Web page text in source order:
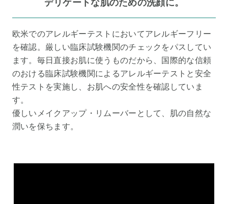
デリケートな肌のための洗顔に。
欧米でのアレルギーテストにおいてアレルギーフリー
を確認。厳しい臨床試験機関のチェックをパスしてい
ます。毎日直接お肌に使うものだから、国際的な信頼
のおける臨床試験機関によるアレルギーテストと安全
性テストを実施し、お肌への安全性を確認していま
す。
優しいメイクアップ・リムーバーとして、肌の自然な
潤いを保ちます。